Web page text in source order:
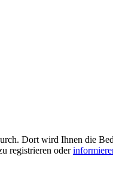
Dort wird Ihnen die
registrieren oder